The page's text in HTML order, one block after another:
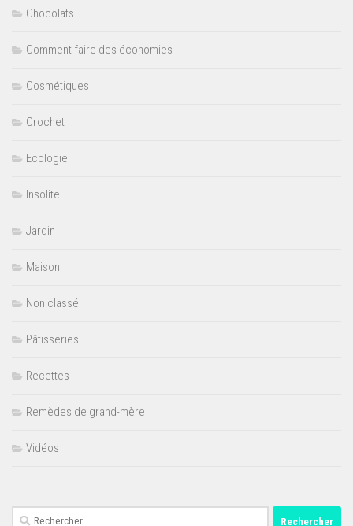
Chocolats
Comment faire des économies
Cosmétiques
Crochet
Ecologie
Insolite
Jardin
Maison
Non classé
Pâtisseries
Recettes
Remèdes de grand-mère
Vidéos
Rechercher :